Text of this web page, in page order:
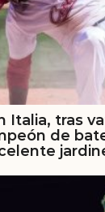
Italia, tras
de